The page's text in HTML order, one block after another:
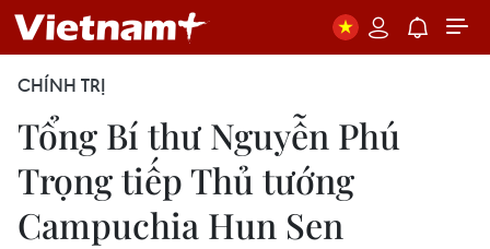
CHÍNH TRỊ
Tổng Bí thư Nguyễn Phú
Trọng tiếp Thủ tướng
Campuchia Hun Sen